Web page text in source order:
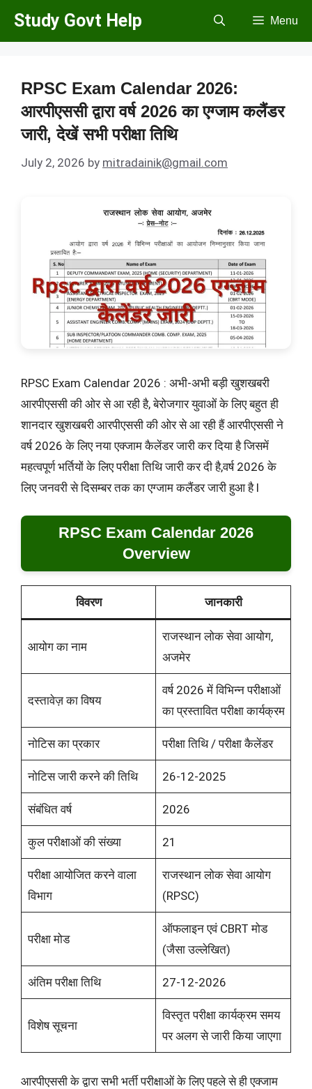
Skip
Study Govt Help Menu
RPSC Exam Calendar 2026:
आरपीएससी द्वारा वर्ष 2026 का एग्जाम कलैंडर
जारी, देखें सभी परीक्षा तिथि
July 2, 2026 by mitradainik@gmail.com
RPSC Exam Calendar 2026 : अभी-अभी बड़ी खुशखबरी
आरपीएससी की ओर से आ रही है, बेरोजगार युवाओं के लिए बहुत ही
शानदार खुशखबरी आरपीएससी की ओर से आ रही हैं आरपीएससी ने
वर्ष 2026 के लिए नया एक्जाम कैलेंडर जारी कर दिया है जिसमें
महत्वपूर्ण भर्तियों के लिए परीक्षा तिथि जारी कर दी है,वर्ष 2026 के
लिए जनवरी से दिसम्बर तक का एग्जाम कलैंडर जारी हुआ है l
RPSC Exam Calendar 2026
Overview
विवरण जानकारी
आयोग का नाम
राजस्थान लोक सेवा आयोग,
अजमेर
दस्तावेज़ का विषय
वर्ष 2026 में विभिन्न परीक्षाओं
का प्रस्तावित परीक्षा कार्यक्रम
नोटिस का प्रकार परीक्षा तिथि / परीक्षा कैलेंडर
नोटिस जारी करने की तिथि 26-12-2025
संबंधित वर्ष 2026
कुल परीक्षाओं की संख्या 21
परीक्षा आयोजित करने वाला
विभाग
राजस्थान लोक सेवा आयोग
(RPSC)
परीक्षा मोड
ऑफलाइन एवं CBRT मोड
(जैसा उल्लेखित)
अंतिम परीक्षा तिथि 27-12-2026
विशेष सूचना
विस्तृत परीक्षा कार्यक्रम समय
पर अलग से जारी किया जाएगा
आरपीएससी के द्वारा सभी भर्ती परीक्षाओं के लिए पहले से ही एक्जाम